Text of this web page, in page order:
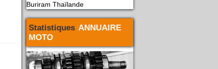
Buriram Thaïlande
Statistiques ANNUAIRE
MOTO